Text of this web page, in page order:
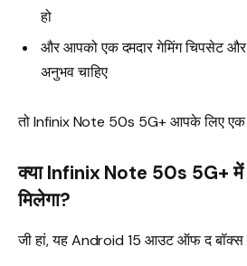
हो
और आपको एक दमदार गेमिंग चिपसेट
अनुभव चाहिए
तो Infinix Note 50s 5G+ आपके लिए एक
क्या Infinix Note 50s 5G+
मिलेगा?
जी हां, यह Android 15 आउट ऑफ द बॉक्स